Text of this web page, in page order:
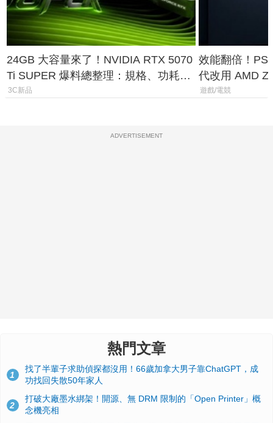
24GB 大容量來了！NVIDIA RTX 5070
Ti SUPER 爆料總整理：規格、功耗、
上市時間
3C新品
效能翻倍！
代改用 AMD
120fps 與全光
遊戲/電競
ADVERTISEMENT
熱門文章
1
找了半輩子求助偵探都沒用！66歲加拿大男子靠ChatGPT，成
功找回失散50年家人
2
打破大廠墨水綁架！開源、無 DRM 限制的「Open Printer」概
念機亮相